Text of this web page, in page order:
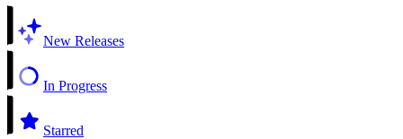
New Releases
In Progress
Starred